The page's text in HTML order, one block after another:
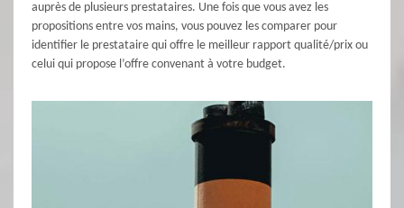
auprès de plusieurs prestataires. Une fois que vous avez les
propositions entre vos mains, vous pouvez les comparer pour
identifier le prestataire qui offre le meilleur rapport qualité/prix ou
celui qui propose l’offre convenant à votre budget.